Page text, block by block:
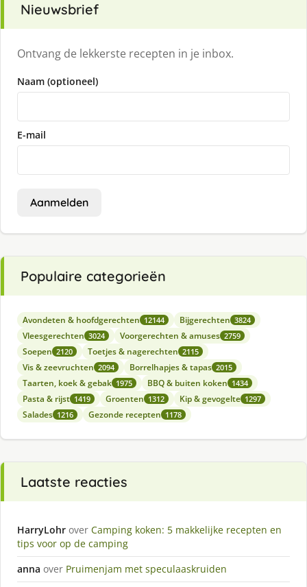
Nieuwsbrief
Ontvang de lekkerste recepten in je inbox.
Naam (optioneel)
E-mail
Aanmelden
Populaire categorieën
Avondeten & hoofdgerechten 12144 Bijgerechten 3824
Vleesgerechten 3024 Voorgerechten & amuses 2759
Soepen 2120 Toetjes & nagerechten 2115
Vis & zeevruchten 2094 Borrelhapjes & tapas 2015
Taarten, koek & gebak 1975 BBQ & buiten koken 1434
Pasta & rijst 1419 Groenten 1312 Kip & gevogelte 1297
Salades 1216 Gezonde recepten 1178
Laatste reacties
HarryLohr over Camping koken: 5 makkelijke recepten en
tips voor op de camping
anna over Pruimenjam met speculaaskruiden